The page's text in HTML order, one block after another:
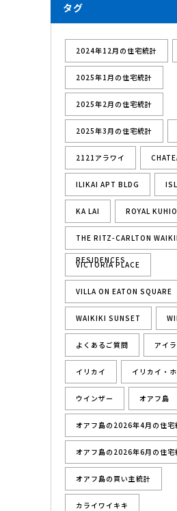
タグ
2024年12月の住宅統計
2025年1月の住宅統計
2025年2月の住宅統計
2025年3月の住宅統計
2121アラワイ
ILIKAI APT BLDG
KA LAI ROYAL KUHIO
THE RITZ-CARLTON
RESIDENCES
VICTORIA PLACE
VILLA ON EATON SQUARE
WAIKIKI SUNSET
よくあるご質問 アイ
イリカイ イリカイ・
ウインザー オアフ島
オアフ島の2026年4月の住宅
オアフ島の2026年6月の住宅
オアフ島の買い主統計
カライワイキキ